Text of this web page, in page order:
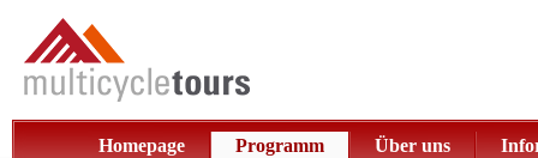
Homepage Programm Über uns